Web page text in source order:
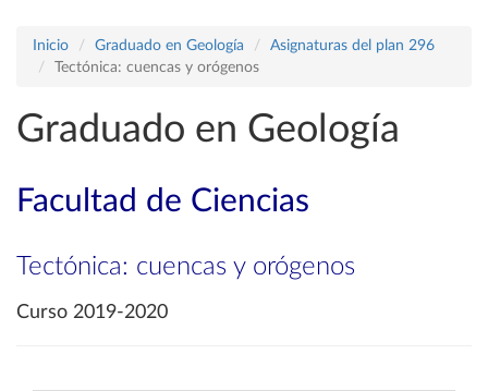
Inicio Graduado en Geología
Asignaturas del plan 296
Tectónica: cuencas y orógenos
Graduado en Geología
Facultad de Ciencias
Tectónica: cuencas y orógenos
Curso 2019-2020